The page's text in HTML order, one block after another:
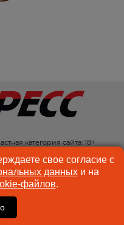
категория сайта: 18+
РЕКЛАМА
свое согласие с
данныхи на
файлов.